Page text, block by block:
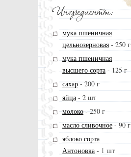
мука пшеничная
цельнозерновая- 250 г
мука пшеничная
высшего сорта- 125 г
сахар- 200 г
яйца- 2 шт
молоко-250 г
масло сливочное- 90 г
яблоко сорта
Антоновка- 1 шт